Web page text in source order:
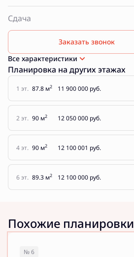
Сдача
Заказать звонок
Все характеристики
Планировка на других этажах
1 эт. 87.8 м2 11 900 000 руб.
2 эт. 90 м2 12 050 000 руб.
4 эт. 90 м2 12 100 001 руб.
6 эт. 89.3 м2 12 100 000 руб.
Похожие планировки
№ 6